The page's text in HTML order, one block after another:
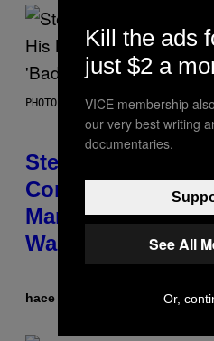
PHOTO BY JAMIE MCCARTHY/GETTY
Steve Lacy
Controversy of
Man’ Twist: ‘No
Was a Secret’
hace 1 hora Stephen
Kill the ads
just $2 a
VICE membership
our very best writing
documentaries.
See All
Or,